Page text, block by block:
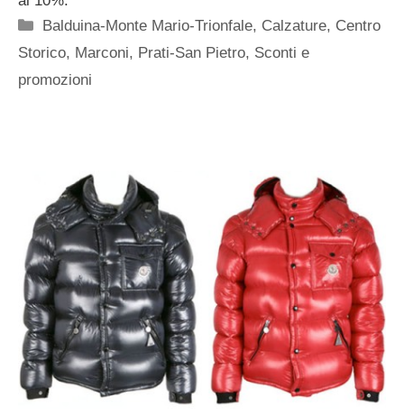
Categorie
Balduina-Monte Mario-Trionfale, Calzature, Centro
Storico, Marconi, Prati-San Pietro, Sconti e
promozioni